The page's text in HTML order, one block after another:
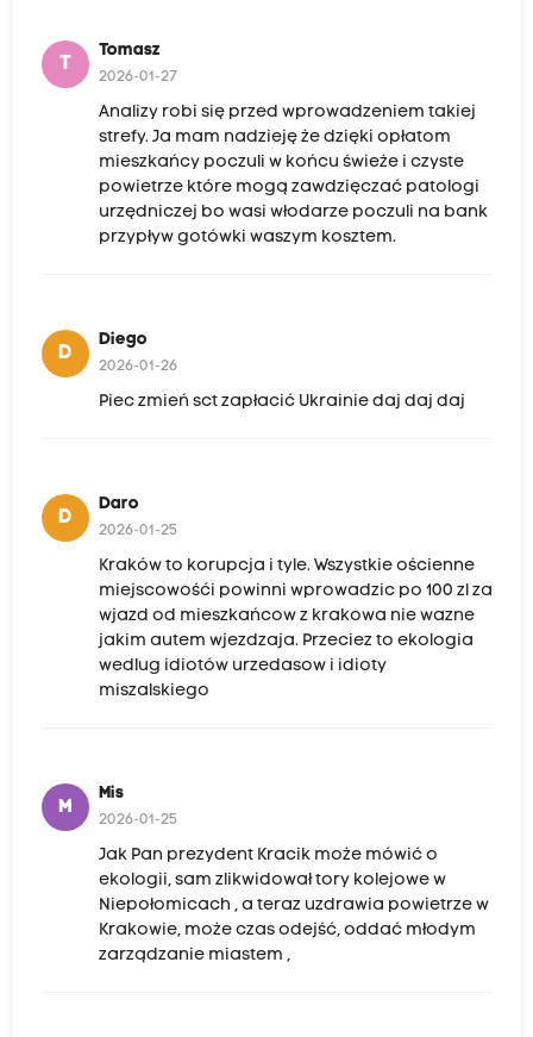
T
Tomasz
2026-01-27
Analizy robi się przed wprowadzeniem takiej
strefy. Ja mam nadzieję że dzięki opłatom
mieszkańcy poczuli w końcu świeże i czyste
powietrze które mogą zawdzięczać patologi
urzędniczej bo wasi włodarze poczuli na bank
przypływ gotówki waszym kosztem.
D
Diego
2026-01-26
Piec zmień sct zapłacić Ukrainie daj daj daj
D
Daro
2026-01-25
Kraków to korupcja i tyle. Wszystkie ościenne
miejscowośći powinni wprowadzic po 100 zl za
wjazd od mieszkańcow z krakowa nie wazne
jakim autem wjezdzaja. Przeciez to ekologia
wedlug idiotów urzedasow i idioty
miszalskiego
M
Mis
2026-01-25
Jak Pan prezydent Kracik może mówić o
ekologii, sam zlikwidował tory kolejowe w
Niepołomicach , a teraz uzdrawia powietrze w
Krakowie, może czas odejść, oddać młodym
zarządzanie miastem ,